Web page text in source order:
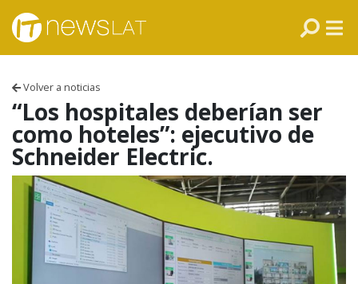
Skip to content
Volver a noticias
“Los hospitales deberían ser
como hoteles”: ejecutivo de
Schneider Electric.
VENEZUELA
ECUADOR
PERÚ
CHILE
ARGENTINA